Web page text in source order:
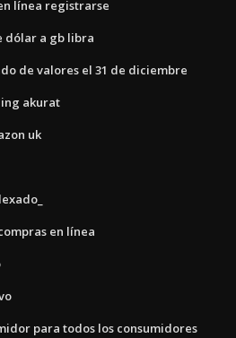
línea registrarse
dólar a gb libra
de valores el 31 de diciembre
akurat
uk
en línea
para todos los consumidores